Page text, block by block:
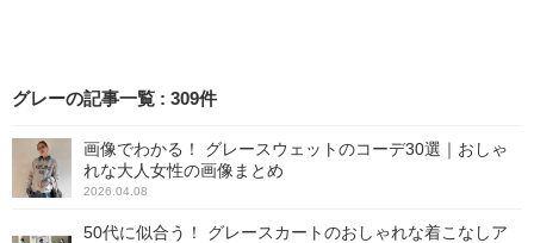
グレーの記事一覧 : 309件
画像でわかる！ グレースウェットのコーデ30選｜おしゃ
れな大人女性の画像まとめ
2026.04.08
50代に似合う！ グレースカートのおしゃれな着こなしア